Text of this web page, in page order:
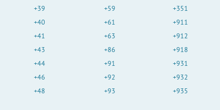
+39
+40
+41
+43
+44
+46
+48
+59
+61
+63
+86
+91
+92
+93
+351
+911
+912
+918
+931
+932
+935